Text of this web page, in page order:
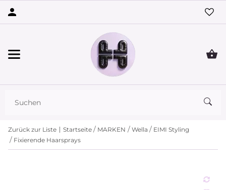
Zurück zur Liste Startseite MARKEN Wella
EIMI Styling
Fixierende Haarsprays